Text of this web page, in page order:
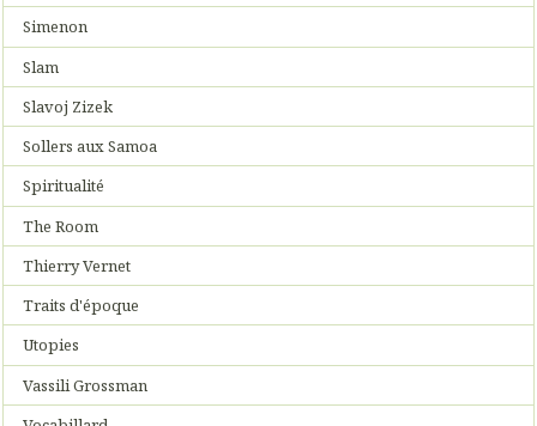
Simenon
Slam
Slavoj Zizek
Sollers aux Samoa
Spiritualité
The Room
Thierry Vernet
Traits d'époque
Utopies
Vassili Grossman